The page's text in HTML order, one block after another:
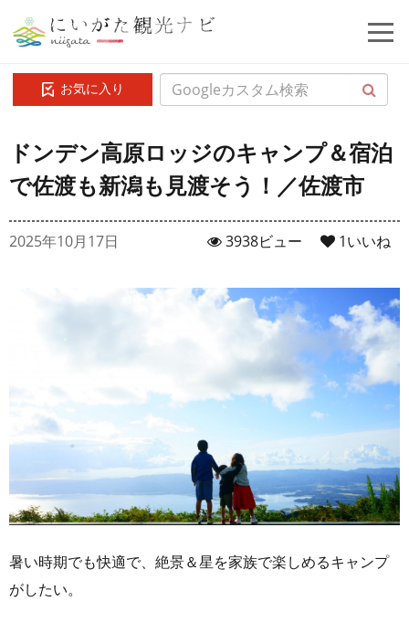
お気に入り
ドンデン高原ロッジのキャンプ＆宿泊
で佐渡も新潟も見渡そう！／佐渡市
2025年10月17日 1いいね
3938ビュー
暑い時期でも快適で、絶景＆星を家族で楽しめるキャンプ
がしたい。